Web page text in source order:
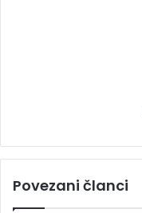
Povezani članci